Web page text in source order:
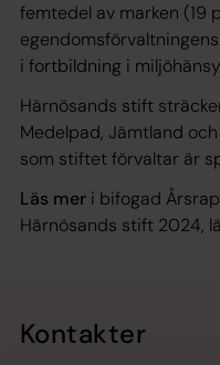
femtedel av marken (19
i fortbildning i
Härnösands stift
Medelpad, Jämtland
som stiftet förvaltar är
Läs mer i bifogad
Härnösands stift 2024,
Kontakter